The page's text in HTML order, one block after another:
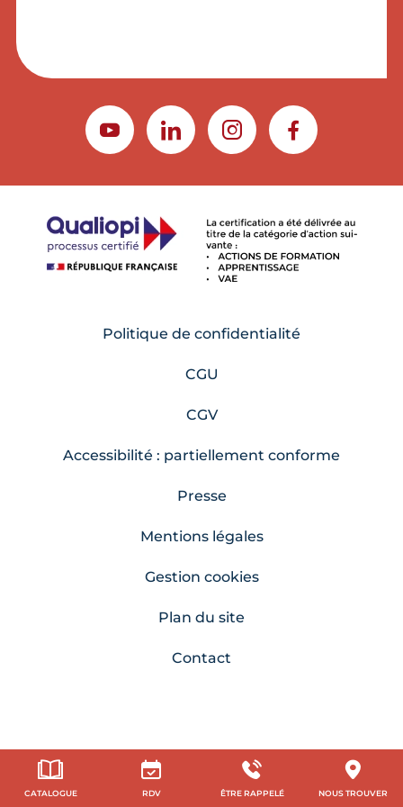
CATALOGUE RDV ÊTRE RAPPELÉ NOUS TROUVER
YOUTUBELINKEDININSTAGRAMFACEBOOK
Politique de confidentialité
CGU
CGV
Accessibilité : partiellement conforme
Presse
Mentions légales
Gestion cookies
Plan du site
Contact